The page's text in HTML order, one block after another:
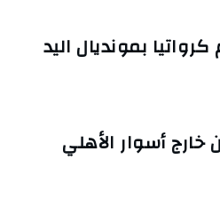
بمونديال اليد
أسوار الأهلي